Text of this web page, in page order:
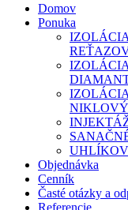
Domov
Ponuka
Objednávka
Cenník
Časté otázky a
Referencie